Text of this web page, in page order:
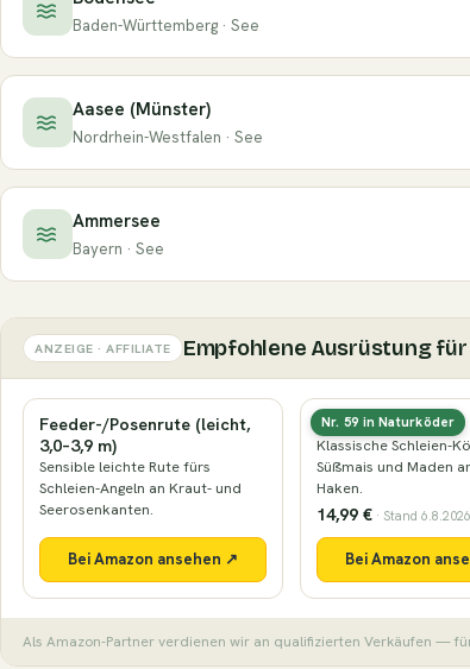
Baden-Württemberg · See
Aasee (Münster)
Nordrhein-Westfalen · See
Ammersee
Bayern · See
ANZEIGE · AFFILIATE Empfohlene Ausrüstung für
Feeder-/Posenrute (leicht,
3,0–3,9 m)
Sensible leichte Rute fürs
Schleien-Angeln an Kraut- und
Seerosenkanten.
Bei Amazon ansehen ↗
Nr. 59 in Naturköder
Mais & Maden
Klassische Schleien-
Süßmais und Maden
Haken.
14,99 € · Stand 6.8.2026
Bei Amazon
Als Amazon-Partner verdienen wir an qualifizierten Verkäufen —